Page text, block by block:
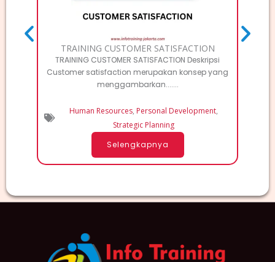
TRAINING CUSTOMER SATISFACTION
TRAINING CUSTOMER SATISFACTION Deskripsi
Customer satisfaction merupakan konsep yang
menggambarkan.......
Human Resources, Personal Development,
Strategic Planning
Selengkapnya